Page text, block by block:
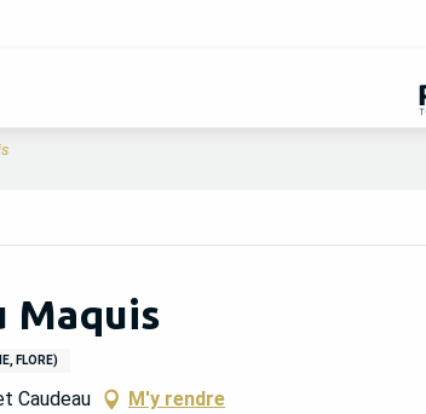
Maquis
FLORE)
Caudeau M'y rendre